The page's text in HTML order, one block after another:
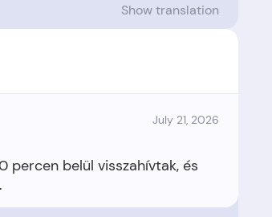
Show translation
July 21, 2026
percen belül visszahívtak, és